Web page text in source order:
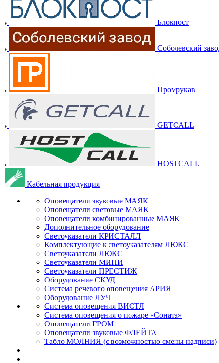
Блокпост
Соболевский
Промрукав
GETCALL
HOSTCALL
Кабельная продукция
Оповещатели звуковые МАЯК
Оповещатели световые МАЯК
Оповещатели комбинированные МАЯК
Дополнительное оборудование
Светоуказатели КРИСТАЛЛ
Комплектующие к светоуказателям ЛЮКС
Светоуказатели ЛЮКС
Светоуказатели МИНИ
Светоуказатели ПРЕСТИЖ
Оборудование СКУД
Система речевого оповещения АРИЯ
Оборудование ЛУЧ
Система оповещения ВИСТЛ
Система оповещения о пожаре «Соната»
Оповещатели ГРОМ
Оповещатели звуковые ФЛЕЙТА
Табло МОЛНИЯ (с возможностью смены надписи)